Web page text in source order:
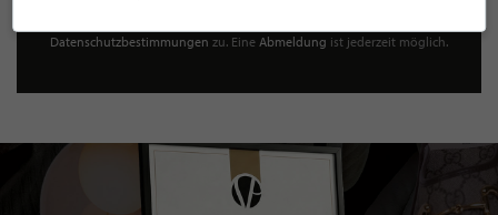
Datenschutzbestimmungen zu. Eine Abmeldung ist jederzeit möglich.